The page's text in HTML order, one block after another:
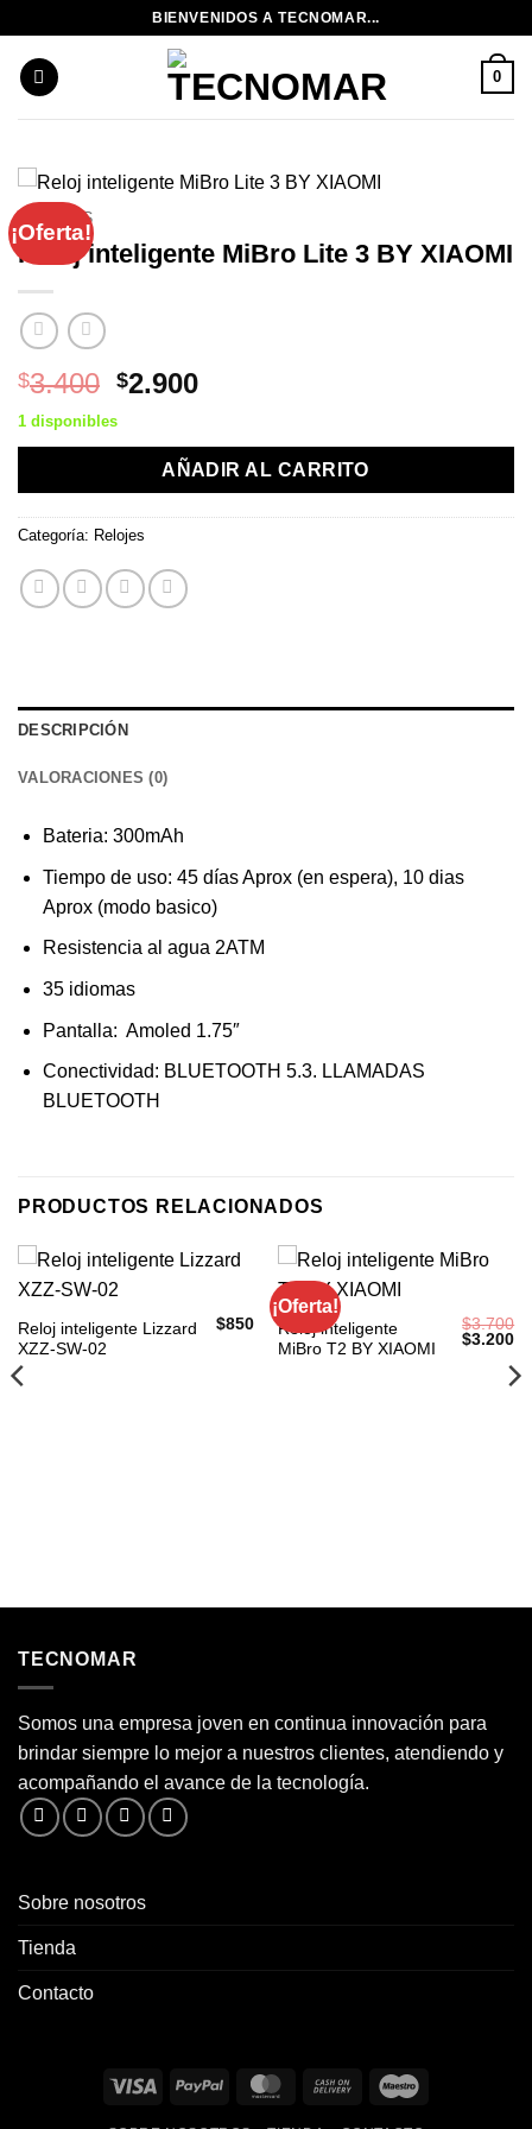
contenido
BIENVENIDOS A TECNOMAR...
0
¡Oferta!
RELOJES
Reloj inteligente MiBro Lite 3 BY XIAOMI
$3.400 El
precio
original
era:
$3.400.
$2.900El
actual
es:
$2.900.
1 disponibles
AÑADIR AL CARRITO
Categoría: Relojes
DESCRIPCIÓN
VALORACIONES (0)
Bateria: 300mAh
Tiempo de uso: 45 días Aprox (en espera), 10 dias
Aprox (modo basico)
Resistencia al agua 2ATM
35 idiomas
Pantalla: Amoled 1.75″
Conectividad: BLUETOOTH 5.3. LLAMADAS
BLUETOOTH
PRODUCTOS RELACIONADOS
Reloj inteligente Lizzard
XZZ-SW-02
$850
¡Oferta!
Reloj inteligente
MiBro T2 BY XIAOMI
$3.700
El
original
$3.200El
TECNOMAR
Somos una empresa joven en continua innovación para
brindar siempre lo mejor a nuestros clientes, atendiendo y
acompañando el avance de la tecnología.
Sobre nosotros
Tienda
Contacto
Visa PayPal MasterCardCash